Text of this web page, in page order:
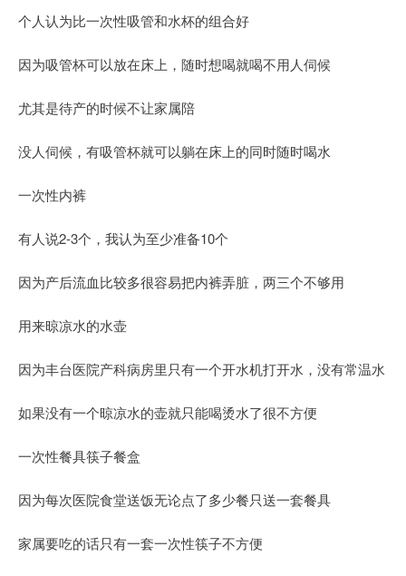
个人认为比一次性吸管和水杯的组合好
因为吸管杯可以放在床上，随时想喝就喝不用人伺候
尤其是待产的时候不让家属陪
没人伺候，有吸管杯就可以躺在床上的同时随时喝水
一次性内裤
有人说2-3个，我认为至少准备10个
因为产后流血比较多很容易把内裤弄脏，两三个不够用
用来晾凉水的水壶
因为丰台医院产科病房里只有一个开水机打开水，没有常温水
如果没有一个晾凉水的壶就只能喝烫水了很不方便
一次性餐具筷子餐盒
因为每次医院食堂送饭无论点了多少餐只送一套餐具
家属要吃的话只有一套一次性筷子不方便